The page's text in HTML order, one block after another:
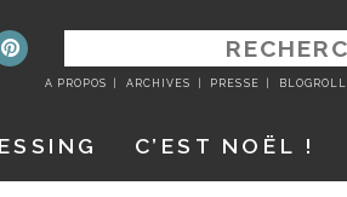
RECHERCHER
:
A PROPOS ARCHIVES PRESSE BLOGROLL
C’EST NOËL !